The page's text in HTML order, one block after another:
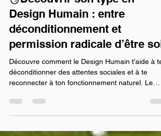
mariealixhypnose
13 oct. 2025
3 min de lecture
🪞Découvrir son type en
Design Humain : entre
déconditionnement et
permission radicale d’être soi
Découvre comment le Design Humain t’aide à te
Design Humain, un outil de déconditionnement